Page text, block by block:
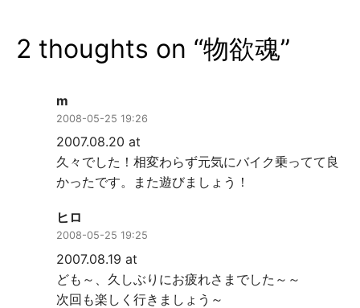
ー
2 thoughts on “物欲魂”
m
2008-05-25 19:26
2007.08.20 at
久々でした！相変わらず元気にバイク乗ってて良
かったです。また遊びましょう！
ヒロ
2008-05-25 19:25
2007.08.19 at
ども～、久しぶりにお疲れさまでした～～
次回も楽しく行きましょう～